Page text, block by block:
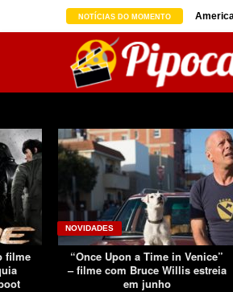
NOTÍCIAS DO MOMENTO
seguindo sucesso d ...
filme
NOVIDADES
“Once Upon a Time in Venice”
– filme com Bruce Willis estreia
em junho